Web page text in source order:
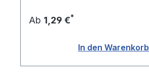
Ab 1,29 €*
In den Warenkorb